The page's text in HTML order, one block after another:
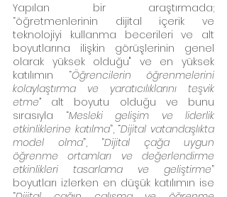
Yapılan bir araştırmada;
“öğretmenlerinin dijital içerik ve
teknolojiyi kullanma becerileri ve alt
boyutlarına ilişkin görüşlerinin genel
olarak yüksek olduğu" ve en yüksek
katılımın “Öğrencilerin öğrenmelerini
kolaylaştırma ve yaratıcılıklarını teşvik
etme” alt boyutu olduğu ve bunu
sırasıyla “Mesleki gelişim ve liderlik
etkinliklerine katılma”, “Dijital vatandaşlıkta
model olma”, “Dijital çağa uygun
öğrenme ortamları ve değerlendirme
etkinlikleri tasarlama ve geliştirme”
boyutları izlerken en düşük katılımın ise